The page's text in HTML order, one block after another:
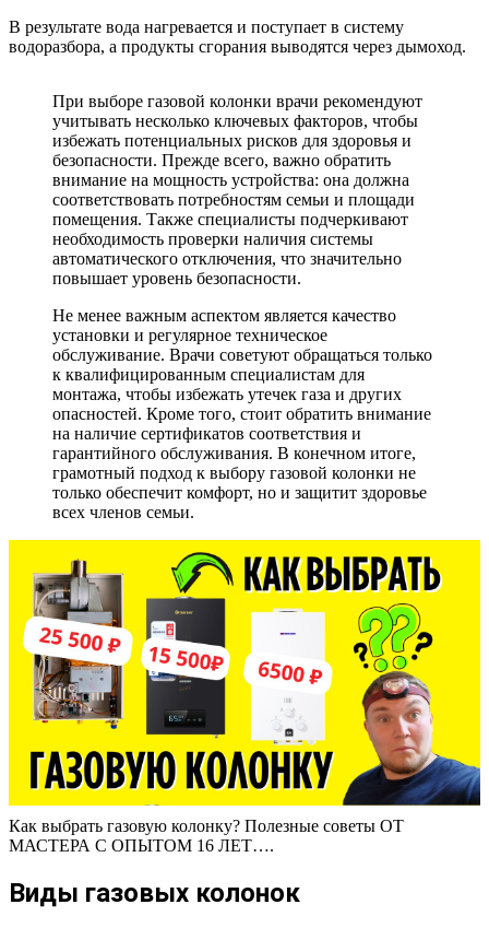
В результате вода нагревается и поступает в систему
водоразбора, а продукты сгорания выводятся через дымоход.
При выборе газовой колонки врачи рекомендуют
учитывать несколько ключевых факторов, чтобы
избежать потенциальных рисков для здоровья и
безопасности. Прежде всего, важно обратить
внимание на мощность устройства: она должна
соответствовать потребностям семьи и площади
помещения. Также специалисты подчеркивают
необходимость проверки наличия системы
автоматического отключения, что значительно
повышает уровень безопасности.
Не менее важным аспектом является качество
установки и регулярное техническое
обслуживание. Врачи советуют обращаться только
к квалифицированным специалистам для
монтажа, чтобы избежать утечек газа и других
опасностей. Кроме того, стоит обратить внимание
на наличие сертификатов соответствия и
гарантийного обслуживания. В конечном итоге,
грамотный подход к выбору газовой колонки не
только обеспечит комфорт, но и защитит здоровье
всех членов семьи.
Как выбрать газовую колонку? Полезные советы ОТ
МАСТЕРА С ОПЫТОМ 16 ЛЕТ….
Виды газовых колонок